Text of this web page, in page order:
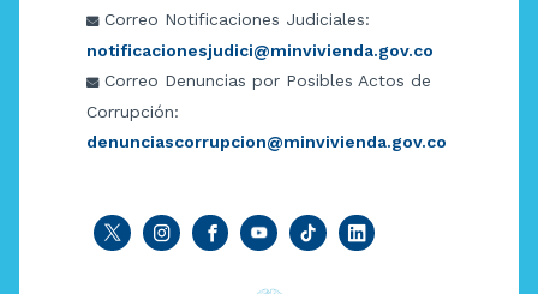
Correo Notificaciones Judiciales:
notificacionesjudici@minvivienda.gov.co
Correo Denuncias por Posibles Actos de
Corrupción:
denunciascorrupcion@minvivienda.gov.co